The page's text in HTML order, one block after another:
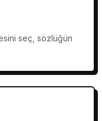
seç, sözlüğün